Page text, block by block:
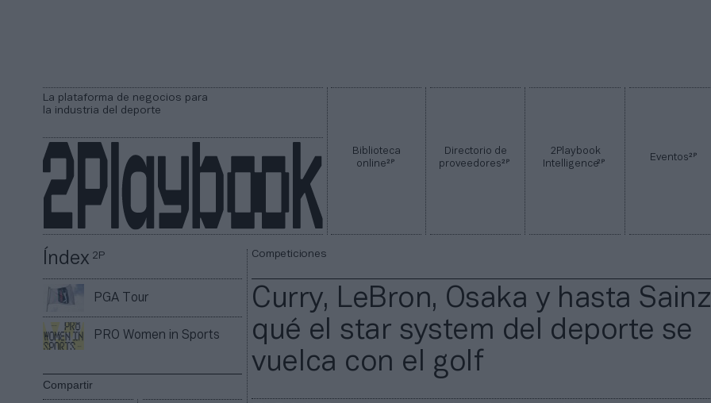
La plataforma de negocios para
la industria del deporte
Biblioteca
online2P
Directorio de
proveedores2P
2Playbook
Intelligence2P Eventos2P
Índex2P
PGA Tour
PRO Women in Sports
Compartir
Competiciones
Curry, LeBron, Osaka y hasta
qué el star system del deporte se
vuelca con el golf